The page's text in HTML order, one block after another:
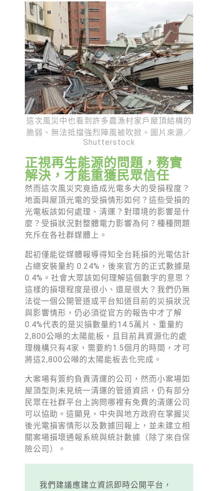
這次風災中也看到許多農漁村家戶屋頂結構的
脆弱、無法抵擋強烈陣風被吹掀。圖片來源／
Shutterstock
正視再生能源的問題，務實
解決，才能重獲民眾信任
然而這次風災究竟造成光電多大的受損程度？
地面與屋頂光電的受損情形如何？這些受損的
光電板該如何處理、清運？對環境的影響是什
麼？受損狀況對整體電力影響為何？種種問題
充斥在各社群媒體上。
起初僅能從媒體報導得知全台耗損的光電估計
占總安裝量約 0.24%，後來官方的正式數據是
0.4%。社會大眾該如何理解這個數字的意思？
這樣的損壞程度是很小、還是很大？我們仍無
法從一個公開管道或平台知道目前的災損狀況
與影響情形，仍必須從官方的報告中才了解
0.4%代表的是災損數量約14.5萬片、重量約
2,800公噸的太陽能板，且目前具資源化的處
理機構只有4家，需要約1.5個月的時間，才可
將這2,800公噸的太陽能板去化完成。
大案場有簽約負責清運的公司，然而小案場如
屋頂型則未見統一清運的管道資訊，仍有部分
民眾在社群平台上詢問哪裡有免費的清運公司
可以協助。這顯見，中央與地方政府在掌握災
後光電損害情形以及數據回報上，並未建立相
關案場損壞通報系統與統計數據（除了來自保
險公司）。
我們建議應建立資訊即時公開平台，